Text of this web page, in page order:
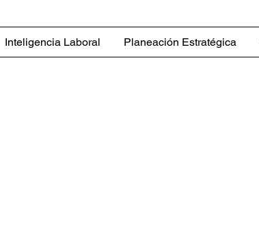
Inteligencia Laboral Planeación Estratégica